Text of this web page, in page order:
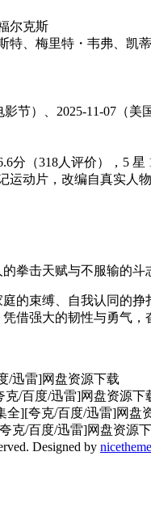
尔克斯
特、梅里特・韦弗、凯
节）、2025-11-07（美
分（318人评价），5 星
运动片，改编自真实人
拳击天赋与不服输的
的束缚、自我认同的
借强大的韧性与勇气，
/迅雷]网盘资源下载
克/百度/迅雷]网盘资源下
全][夸克/百度/迅雷]网盘
克/百度/迅雷]网盘资源
Designed by nicetheme